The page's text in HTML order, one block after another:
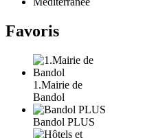
Favoris
1.Mairie de
Bandol
Bandol PLUS